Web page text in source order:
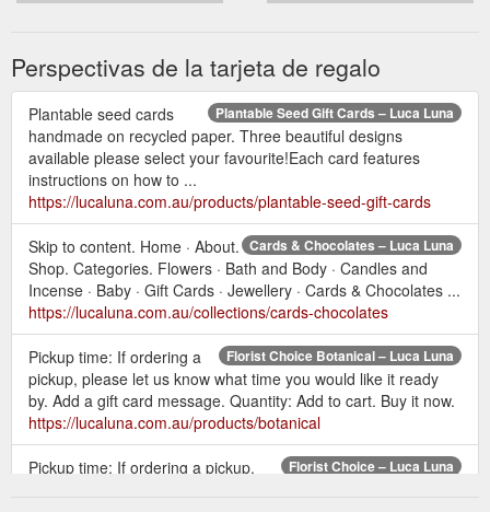
Perspectivas de la tarjeta de regalo
Plantable Seed Gift Cards – Luca Luna
Plantable seed cards
handmade on recycled paper. Three beautiful designs
available please select your favourite!Each card features
instructions on how to ...
https://lucaluna.com.au/products/plantable-seed-gift-cards
Cards & Chocolates – Luca Luna
Skip to content. Home · About.
Shop. Categories. Flowers · Bath and Body · Candles and
Incense · Baby · Gift Cards · Jewellery · Cards & Chocolates ...
https://lucaluna.com.au/collections/cards-chocolates
Florist Choice Botanical – Luca Luna
Pickup time: If ordering a
pickup, please let us know what time you would like it ready
by. Add a gift card message. Quantity: Add to cart. Buy it now.
https://lucaluna.com.au/products/botanical
Florist Choice – Luca Luna
Pickup time: If ordering a pickup,